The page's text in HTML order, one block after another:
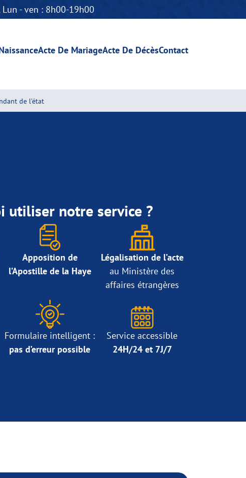
- ven : 8h00-19h00
Acte De MariageActe De DécèsContact
de l'état
utiliser notre service ?
Apposition de
l’Apostille de la Haye
Légalisation de l’acte
au Ministère des
affaires étrangères
Formulaire intelligent :
pas d’erreur possible
Service accessible
24H/24 et 7J/7